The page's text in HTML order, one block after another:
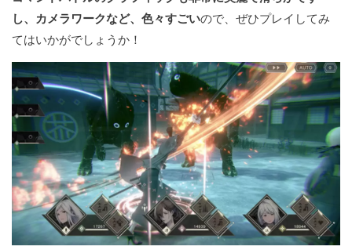
し、カメラワークなど、色々すごいので、ぜひプレイしてみ
てはいかがでしょうか！